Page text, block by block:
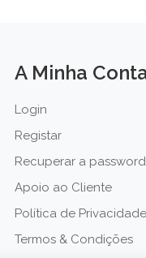
A Minha
Login
Registar
Recuperar a password
Apoio ao Cliente
Política de Privacidade
Termos & Condições